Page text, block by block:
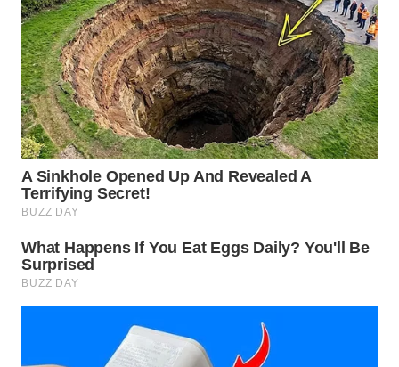
WN
CIANJUR
WN
KEPULAUAN
SERIBU
WN
TANGERANG
BINJAI
WN
CIREBON